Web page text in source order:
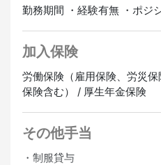
勤務期間 ・経験有無 ・ポジ
加入保険
労働保険（雇用保険、労災
保険含む） / 厚生年金保険
その他手当
・制服貸与